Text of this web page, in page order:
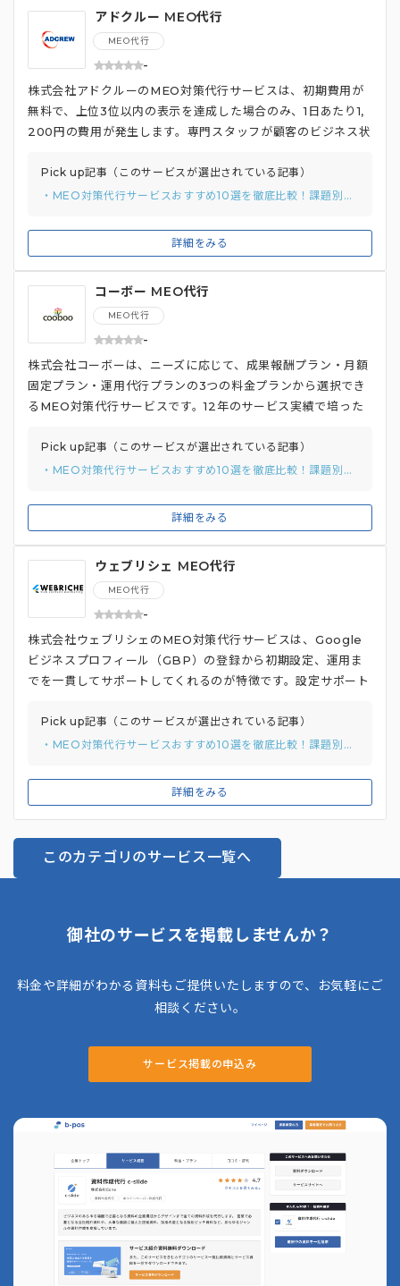
アドクルー MEO代行
MEO代行
-
詳細をみる
株式会社アドクルーのMEO対策代行サービスは、初期費用が
無料で、上位3位以内の表示を達成した場合のみ、1日あたり1,
200円の費用が発生します。専門スタッフが顧客のビジネス状
す。Googleマイビジネスの開設・運用サポートも充実してお
り、アカウント取得やオーナー確認、店舗情報の登録、画像デ
特徴です。 さらに、自動化ツールは使用せず、専任スタッフ
が手動で対策するため、アカウント停止リスクを抑制しつつ、
より自然な形で上位表示を目指します。幅広い業種に対応して
おり、歯科医や飲食店などの対策事例もあります。
Pick up記事（このサービスが選出されている記事）
・MEO対策代行サービスおすすめ10選を徹底比較！課題別のおすすめの選び方と費用相場を解説
コーボー MEO代行
MEO代行
-
詳細をみる
株式会社コーボーは、ニーズに応じて、成果報酬プラン・月額
固定プラン・運用代行プランの3つの料金プランから選択でき
るMEO対策代行サービスです。12年のサービス実績で培った
gleマイビジネス（GBP）の設定サポートも充実しており、ア
カウント取得から情報登録、画像設定まで、包括的にサポート
得支援ツール「マップレビュー」を無料で提供。QRコードを
読み込むだけで口コミ投稿を促せる手軽さで、顧客からの口コ
ミを増やし、客観的な評価を高めることで、上位表示を目指し
ます。さらに、地域検索順位の向上にも注力。測定ツールを用
いて、店舗所在地の市区町村に合わせて計測地点を自動的に変
更することで、精度の高い順位計測を実現しています。
Pick up記事（このサービスが選出されている記事）
・MEO対策代行サービスおすすめ10選を徹底比較！課題別のおすすめの選び方と費用相場を解説
ウェブリシェ MEO代行
MEO代行
-
詳細をみる
株式会社ウェブリシェのMEO対策代行サービスは、Google
ビジネスプロフィール（GBP）の登録から初期設定、運用ま
でを一貫してサポートしてくれるのが特徴です。設定サポート
投稿内容、データ分析などの日々の運用サポートも充実してお
り、GBP運用を包括的にサポートしています。 MEO対策では
ドにも対応することで、コンバージョン率の高い集客を目指し
ます。ほかにも、SEO・広告・SNSなどを組み合わせた総合
供しており、企業の業態や特性に合わせたオーダーメイド型の
施策を提案しているのも特徴です。
Pick up記事（このサービスが選出されている記事）
・MEO対策代行サービスおすすめ10選を徹底比較！課題別のおすすめの選び方と費用相場を解説
このカテゴリのサービス一覧へ
御社のサービスを掲載しませんか？
料金や詳細がわかる資料もご提供いたしますので、お気軽にご
相談ください。
サービス掲載の申込み